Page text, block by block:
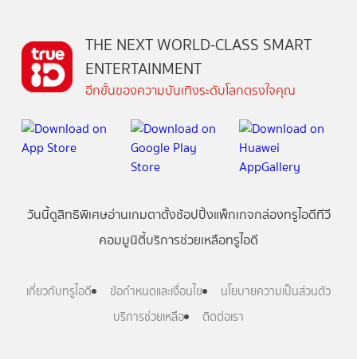
THE NEXT WORLD-CLASS SMART
ENTERTAINMENT
อีกขั้นของความบันเทิงระดับโลกตรงใจคุณ
วันนี้ดูสิทธิพิเศษอ่านเกมตาตั้งช้อปปิ้งแพ็กเกจกล่องทรูไอดีทีวี
คอมมูนิตี้บริการช่วยเหลือทรูไอดี
เกี่ยวกับทรูไอดี ข้อกำหนดและเงื่อนไข
นโยบายความเป็นส่วนตัว
บริการช่วยเหลือ
ติดต่อเรา